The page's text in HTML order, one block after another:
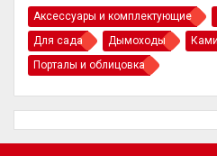
Аксессуары и комплектующие
Для сада
Дымоходы
Порталы и облицовка